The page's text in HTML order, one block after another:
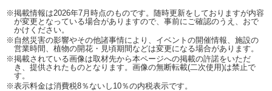
※掲載情報は2026年7月時点のものです。随時更新をしておりますが内容
が変更となっている場合がありますので、事前にご確認のうえ、おで
かけください。
※自然災害の影響やその他諸事情により、イベントの開催情報、施設の
営業時間、植物の開花・見頃期間などは変更になる場合があります。
※掲載されている画像は取材先から本ページへの掲載の許諾をいただ
き、提供されたものとなります。画像の無断転載(二次使用)は禁止で
す。
※表示料金は消費税8％ないし10％の内税表示です。